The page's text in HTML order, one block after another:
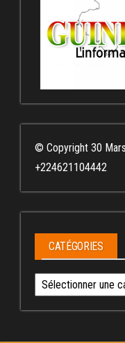
© Copyright 30
+224621104442
CATÉGORIES
Catégories